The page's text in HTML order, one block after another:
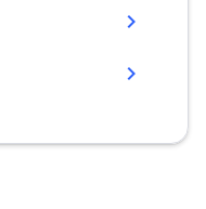
chevron_right
chevron_right